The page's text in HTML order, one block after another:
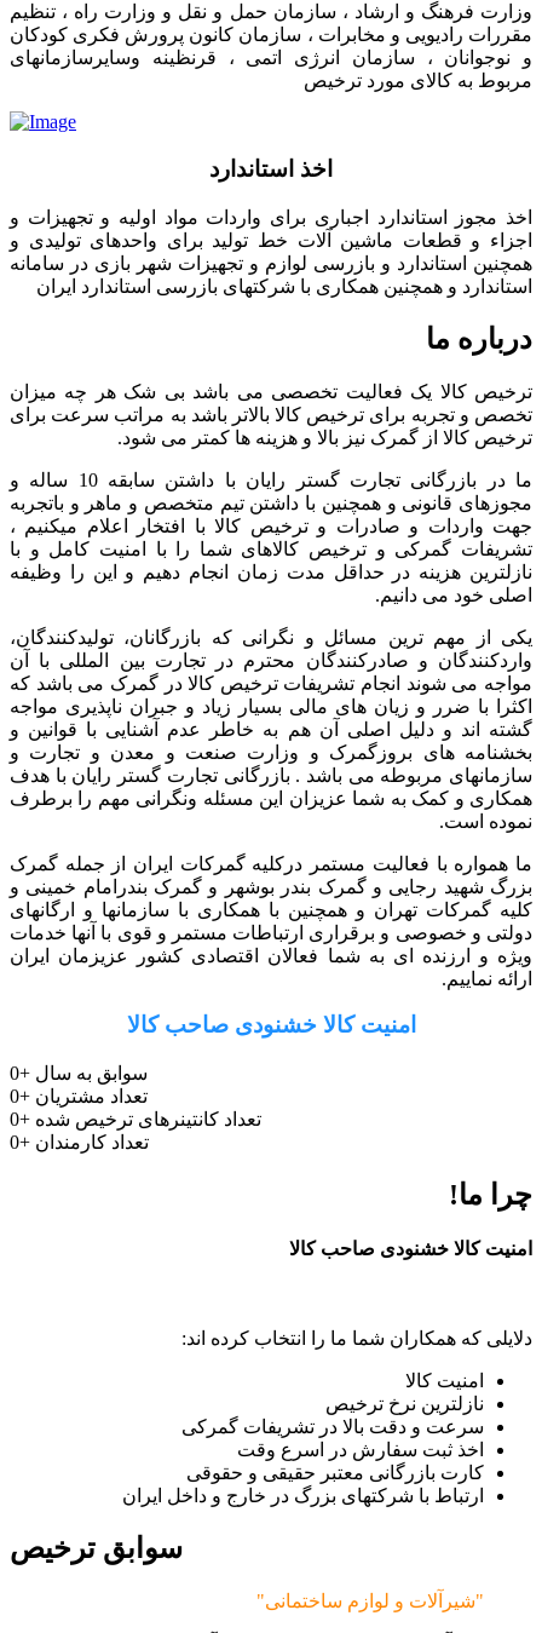
وزارت فرهنگ و ارشاد ، سازمان حمل و نقل و وزارت راه ، تنظیم
مقررات رادیویی و مخابرات ، سازمان کانون پرورش فکری کودکان
و نوجوانان ، سازمان انرژی اتمی ، قرنظینه وسایرسازمانهای
مربوط به کالای مورد ترخیص
اخذ استاندارد
اخذ مجوز استاندارد اجباری برای واردات مواد اولیه و تجهیزات و
اجزاء و قطعات ماشین آلات خط تولید برای واحدهای تولیدی و
همچنین استاندارد و بازرسی لوازم و تجهیزات شهر بازی در سامانه
استاندارد و همچنین همکاری با شرکتهای بازرسی استاندارد ایران
درباره ما
ترخیص کالا یک فعالیت تخصصی می باشد بی شک هر چه میزان
تخصص و تجربه برای ترخیص کالا بالاتر باشد به مراتب سرعت برای
ترخیص کالا از گمرک نیز بالا و هزینه ها کمتر می شود.
ما در بازرگانی تجارت گستر رایان با داشتن سابقه 10 ساله و
مجوزهای قانونی و همچنین با داشتن تیم متخصص و ماهر و باتجربه
جهت واردات و صادرات و ترخیص کالا با افتخار اعلام میکنیم ،
تشریفات گمرکی و ترخیص کالاهای شما را با امنیت کامل و با
نازلترین هزینه در حداقل مدت زمان انجام دهیم و این را وظیفه
اصلی خود می دانیم.
یکی از مهم ترین مسائل و نگرانی که بازرگانان، تولیدکنندگان،
واردکنندگان و صادرکنندگان محترم در تجارت بین المللی با آن
مواجه می شوند انجام تشریفات ترخیص کالا در گمرک می باشد که
اکثرا با ضرر و زیان های مالی بسیار زیاد و جبران ناپذیری مواجه
گشته اند و دلیل اصلی آن هم به خاطر عدم آشنایی با قوانین و
بخشنامه های بروزگمرک و وزارت صنعت و معدن و تجارت و
سازمانهای مربوطه می باشد . بازرگانی تجارت گستر رایان با هدف
همکاری و کمک به شما عزیزان این مسئله ونگرانی مهم را برطرف
نموده است.
ما همواره با فعالیت مستمر درکلیه گمرکات ایران از جمله گمرک
بزرگ شهید رجایی و گمرک بندر بوشهر و گمرک بندرامام خمینی و
کلیه گمرکات تهران و همچنین با همکاری با سازمانها و ارگانهای
دولتی و خصوصی و برقراری ارتباطات مستمر و قوی با آنها خدمات
ویژه و ارزنده ای به شما فعالان اقتصادی کشور عزیزمان ایران
ارائه نماییم.
امنیت کالا خشنودی صاحب کالا
0+ سوابق به سال
0+ تعداد مشتریان
0+ تعداد کانتینرهای ترخیص شده
0+ تعداد کارمندان
چرا ما!
امنیت کالا خشنودی صاحب کالا
دلایلی که همکاران شما ما را انتخاب کرده اند:
امنیت کالا
نازلترین نرخ ترخیص
سرعت و دقت بالا در تشریفات گمرکی
اخذ ثبت سفارش در اسرع وقت
کارت بازرگانی معتبر حقیقی و حقوقی
ارتباط با شرکتهای بزرگ در خارج و داخل ایران
سوابق ترخیص
"شیرآلات و لوازم ساختمانی"